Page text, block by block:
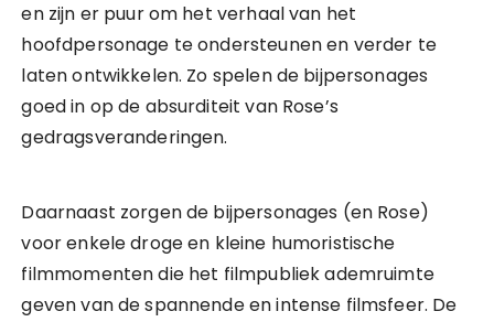
en zijn er puur om het verhaal van het
hoofdpersonage te ondersteunen en verder te
laten ontwikkelen. Zo spelen de bijpersonages
goed in op de absurditeit van Rose’s
gedragsveranderingen.
Daarnaast zorgen de bijpersonages (en Rose)
voor enkele droge en kleine humoristische
filmmomenten die het filmpubliek ademruimte
geven van de spannende en intense filmsfeer. De